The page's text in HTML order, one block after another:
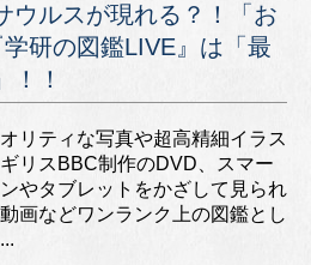
ウルスが現れる？！「お
研の図鑑LIVE』は「最
！！
リティな写真や超高精細イラス
ギリスBBC制作のDVD、スマー
ンやタブレットをかざして見られ
画などワンランク上の図鑑とし